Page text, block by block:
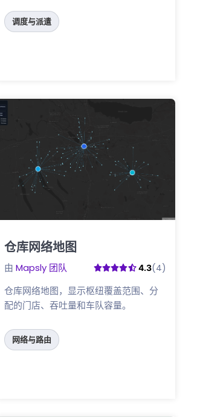
调度与派遣
仓库网络地图
由 Mapsly 团队 4.3(4)
仓库网络地图，显示枢纽覆盖范围、分
配的门店、吞吐量和车队容量。
网络与路由
点击这里